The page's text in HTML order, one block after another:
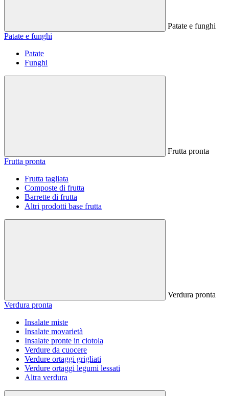
Patate e funghi
Patate e funghi
Patate
Funghi
Frutta pronta
Frutta pronta
Frutta tagliata
Composte di frutta
Barrette di frutta
Altri prodotti base frutta
Verdura pronta
Verdura pronta
Insalate miste
Insalate movarietà
Insalate pronte in ciotola
Verdure da cuocere
Verdure ortaggi grigliati
Verdure ortaggi legumi lessati
Altra verdura